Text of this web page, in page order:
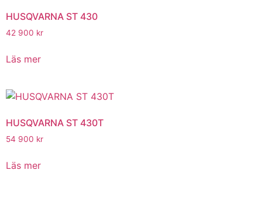
HUSQVARNA ST 430
42 900 kr
Läs mer
HUSQVARNA ST 430T
54 900 kr
Läs mer